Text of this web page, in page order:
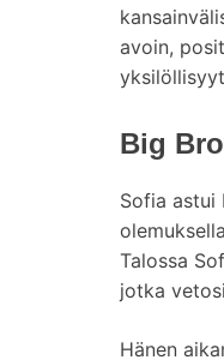
avoin,
Big
Sofia astui
Talossa
jotka
Hänen